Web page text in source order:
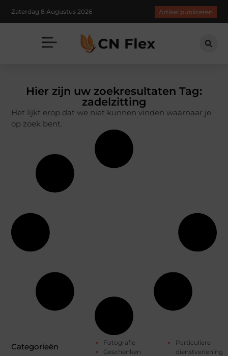
Zaterdag 8 Augustus 2026 Artikel publiceren
Hier zijn uw zoekresultaten Tag:
zadelzitting
Het lijkt erop dat we niet kunnen vinden waarnaar je
op zoek bent.
Categorieën
Fotografie
Geschenken
Particuliere
dienstverlening